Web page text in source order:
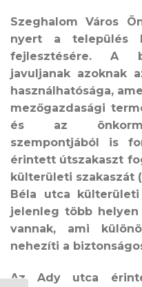
Szeghalom Város
nyert a település
fejlesztésére. A
javuljanak azoknak
használhatósága,
mezőgazdasági
és az
szempontjából is
érintett útszakaszt
külterületi szakaszát
Béla utca
jelenleg több helyen
vannak, ami
nehezíti a
Az Ady utca